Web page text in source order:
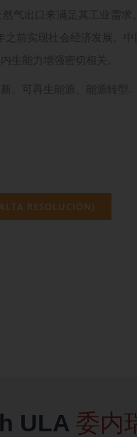
气出口来满足其工业需
之前实现社会经济发展。
生能力增强密切相关。
、可再生能源、能源转型.
RESOLUCIÓN)
ULA 委内